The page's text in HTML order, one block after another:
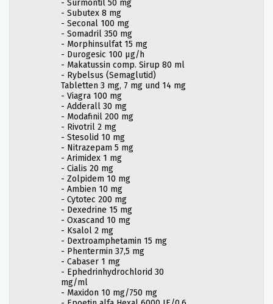
- Surmontil 50 mg
- Subutex 8 mg
- Seconal 100 mg
- Somadril 350 mg
- Morphinsulfat 15 mg
- Durogesic 100 µg/h
- Makatussin comp. Sirup 80 ml
- Rybelsus (Semaglutid)
Tabletten 3 mg, 7 mg und 14 mg
- Viagra 100 mg
- Adderall 30 mg
- Modafinil 200 mg
- Rivotril 2 mg
- Stesolid 10 mg
- Nitrazepam 5 mg
- Arimidex 1 mg
- Cialis 20 mg
- Zolpidem 10 mg
- Ambien 10 mg
- Cytotec 200 mg
- Dexedrine 15 mg
- Oxascand 10 mg
- Ksalol 2 mg
- Dextroamphetamin 15 mg
- Phentermin 37,5 mg
- Cabaser 1 mg
- Ephedrinhydrochlorid 30
mg/ml
- Maxidon 10 mg/750 mg